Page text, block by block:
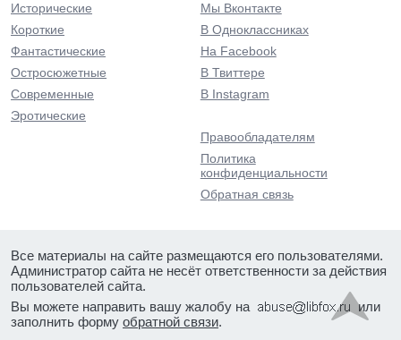
Исторические
Короткие
Фантастические
Остросюжетные
Современные
Эротические
Мы Вконтакте
В Одноклассниках
На Facebook
В Твиттере
В Instagram
Правообладателям
Политика
конфиденциальности
Обратная связь
Все материалы на сайте размещаются его пользователями.
Администратор сайта не несёт ответственности за действия
пользователей сайта.
Вы можете направить вашу жалобу на
или
заполнить форму обратной связи.